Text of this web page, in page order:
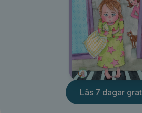
Läs 7 dagar